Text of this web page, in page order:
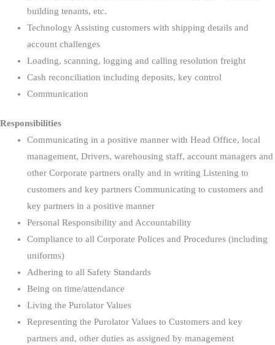
building tenants, etc.
Technology Assisting customers with shipping details and
account challenges
Loading, scanning, logging and calling resolution freight
Cash reconciliation including deposits, key control
Communication
Responsibilities
Communicating in a positive manner with Head Office, local
management, Drivers, warehousing staff, account managers and
other Corporate partners orally and in writing Listening to
customers and key partners Communicating to customers and
key partners in a positive manner
Personal Responsibility and Accountability
Compliance to all Corporate Polices and Procedures (including
uniforms)
Adhering to all Safety Standards
Being on time/attendance
Living the Purolator Values
Representing the Purolator Values to Customers and key
partners and, other duties as assigned by management